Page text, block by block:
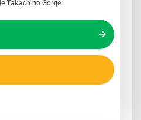
Takachiho Gorge!